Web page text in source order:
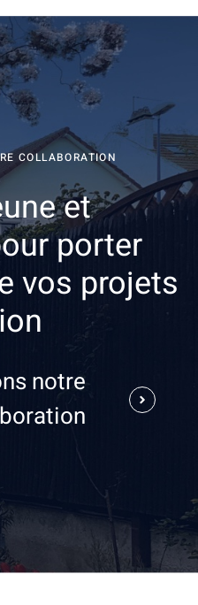
COLLABORATION
et
porter
vos projets
notre